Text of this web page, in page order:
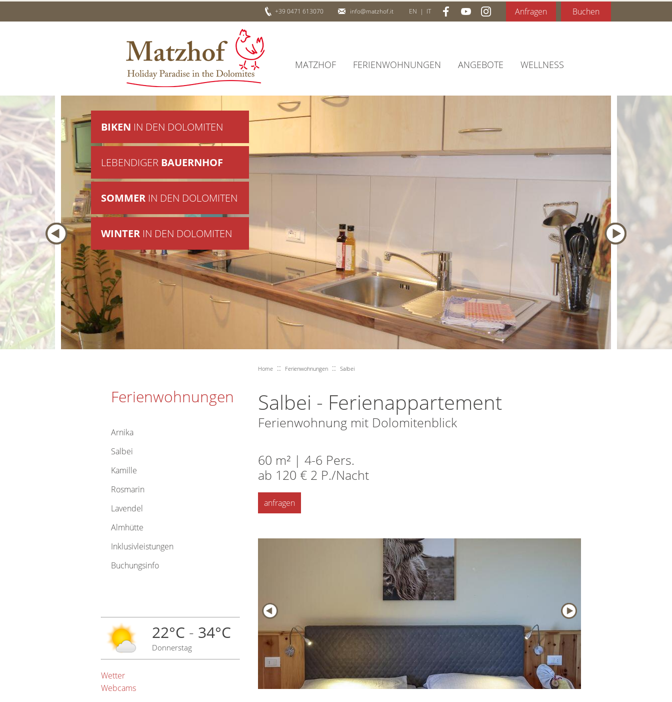
+39 0471 613070 info@matzhof.it EN | IT Anfragen Buchen
MATZHOF FERIENWOHNUNGEN ANGEBOTE WELLNESS
BIKEN IN DEN DOLOMITEN
LEBENDIGER BAUERNHOF
SOMMER IN DEN DOLOMITEN
WINTER IN DEN DOLOMITEN
Ferienwohnungen
Arnika
Salbei
Kamille
Rosmarin
Lavendel
Almhütte
Inklusivleistungen
Buchungsinfo
22°C - 34°C
Donnerstag
Wetter
Webcams
Home:: Ferienwohnungen:: Salbei
Salbei - Ferienappartement
Ferienwohnung mit Dolomitenblick
60 m² | 4-6 Pers.
ab 120 € 2 P./Nacht
anfragen